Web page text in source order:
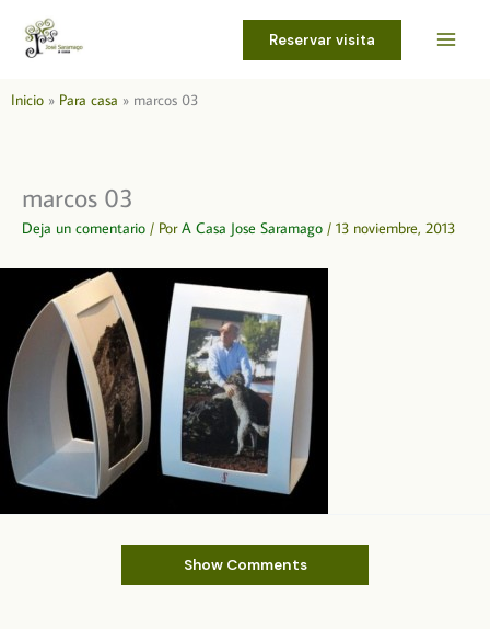
contenido
Reservar visita
Inicio Para casa marcos 03
marcos 03
Deja un comentario / PorA Casa Jose Saramago / 13 noviembre, 2013
Show Comments